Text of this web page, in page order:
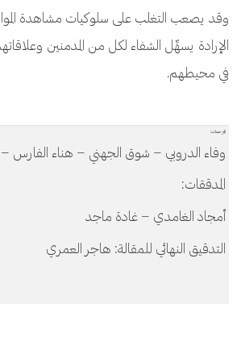
وقد يصعب التغلب على سلوكيات مشاهدة
الإرادة يسهِّل الشفاء لكل من المدمنين
في محيطهم.
المترجمات:
وفاء الدروبي – شوق الجهني – هناء الفارس
المدققات:
أمجاد الغامدي – غادة ماجد
التدقيق النهائي للمقالة: هاجر العمري